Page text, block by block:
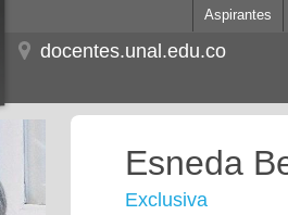
Aspirantes
docentes.unal.edu.co
Esneda
Exclusiva